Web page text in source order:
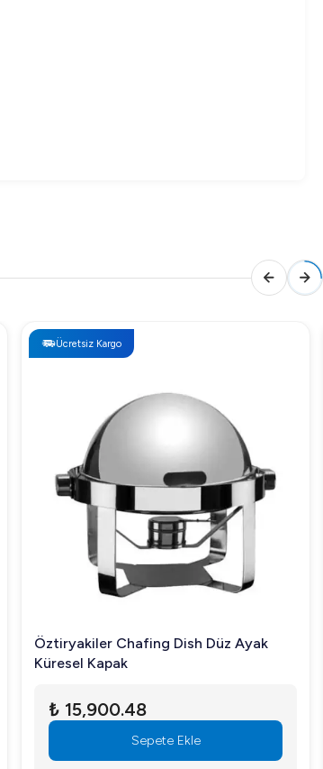
Ücretsiz Kargo
Öztiryakiler Chafing Dish Düz Ayak
Küresel Kapak
₺ 15,900.48
Sepete Ekle